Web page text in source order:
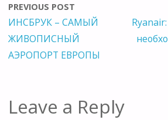
PREVIOUS POST
ИНСБРУК – САМЫЙ
ЖИВОПИСНЫЙ
АЭРОПОРТ ЕВРОПЫ
Leave a Reply